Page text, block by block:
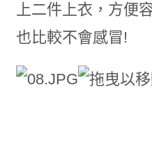
上二件上衣，方便
也比較不會感冒!